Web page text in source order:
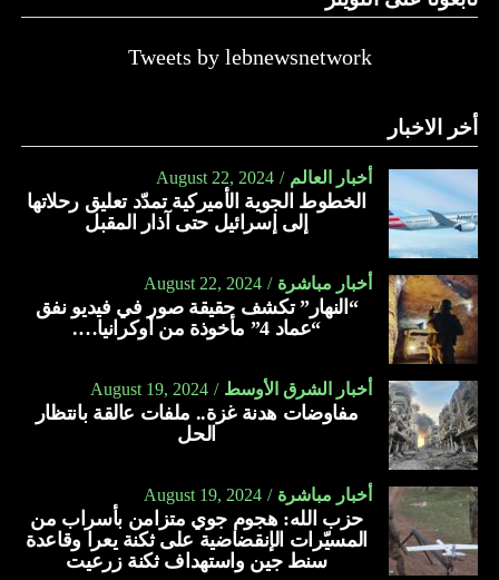
Tweets by lebnewsnetwork
أخر الاخبار
أخبار العالم August 22, 2024
الخطوط الجوية الأميركية تمدّد تعليق رحلاتها
إلى إسرائيل حتى آذار المقبل
أخبار مباشرة August 22, 2024
“النهار” تكشف حقيقة صور في فيديو نفق
“عماد 4” مأخوذة من أوكرانيا….
أخبار الشرق الأوسط August 19, 2024
مفاوضات هدنة غزة.. ملفات عالقة بانتظار
الحل
أخبار مباشرة August 19, 2024
حزب الله: هجوم جوي متزامن بأسراب من
المسيّرات الإنقضاضية على ثكنة يعرا وقاعدة
سنط جين واستهداف ثكنة زرعيت